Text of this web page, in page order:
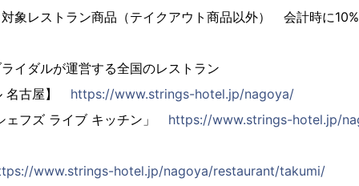
象レストラン商品（テイクアウト商品以外） 会計時に
イダルが運営する全国のレストラン
名古屋】 https://www.strings-hotel.jp/nagoya/
ェフズ ライブ キッチン」 https://www.strings-hotel.jp/
www.strings-hotel.jp/nagoya/restaurant/takumi/